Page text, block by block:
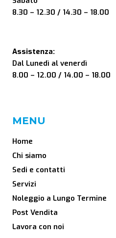
8.30 – 12.30 / 14.30 – 18.00
Assistenza:
Dal Lunedì al venerdì
8.00 – 12.00 / 14.00 – 18.00
MENU
Home
Chi siamo
Sedi e contatti
Servizi
Noleggio a Lungo Termine
Post Vendita
Lavora con noi